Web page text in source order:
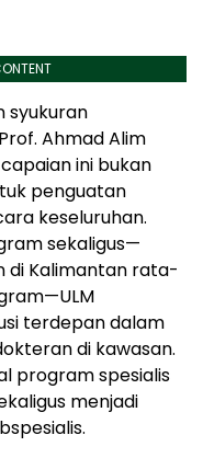
syukuran
Ahmad Alim
ini bukan
penguatan
keseluruhan.
sekaligus—
di Kalimantan rata-
terdepan dalam
di kawasan.
program spesialis
menjadi